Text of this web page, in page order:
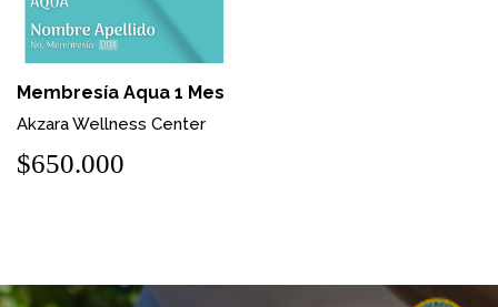
Membresía Aqua 1 Mes
Akzara Wellness Center
$650.000